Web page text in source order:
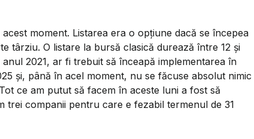
moment. Listarea era o opțiune dacă se începea
târziu. O listare la bursă clasică durează între 12 și
2021, ar fi trebuit să înceapă implementarea în
și, până în acel moment, nu se făcuse absolut nimic
ce am putut să facem în aceste luni a fost să
trei companii pentru care e fezabil termenul de 31